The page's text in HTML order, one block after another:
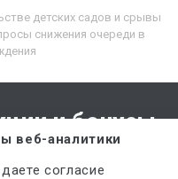
детских садов и срывы
снижения очереди в
и бонусы
веб-аналитики
согласие